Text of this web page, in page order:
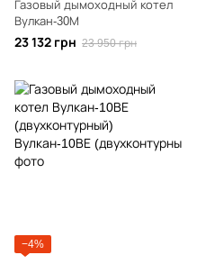
Газовый дымоходный котел
Вулкан-30М
23 132 грн 23 950 грн
−4%